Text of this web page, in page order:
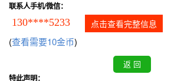
联系人手机/微信：
130****5233 点击查看完整信息
(查看需要10金币)
特此声明：